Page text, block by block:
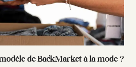
de BackMarket à la mode ?